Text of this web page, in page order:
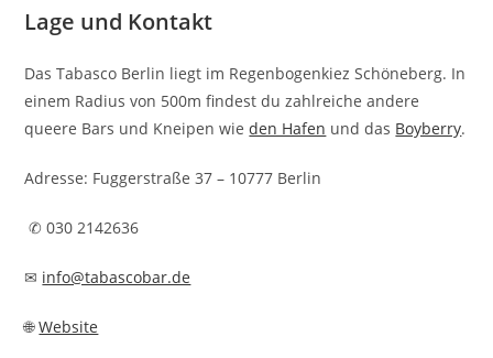
Lage und Kontakt
Das Tabasco Berlin liegt im Regenbogenkiez Schöneberg. In
einem Radius von 500m findest du zahlreiche andere
queere Bars und Kneipen wieden Hafen und das Boyberry.
Adresse: Fuggerstraße 37 – 10777 Berlin
✆ 030 2142636
✉ info@tabascobar.de
🌐Website